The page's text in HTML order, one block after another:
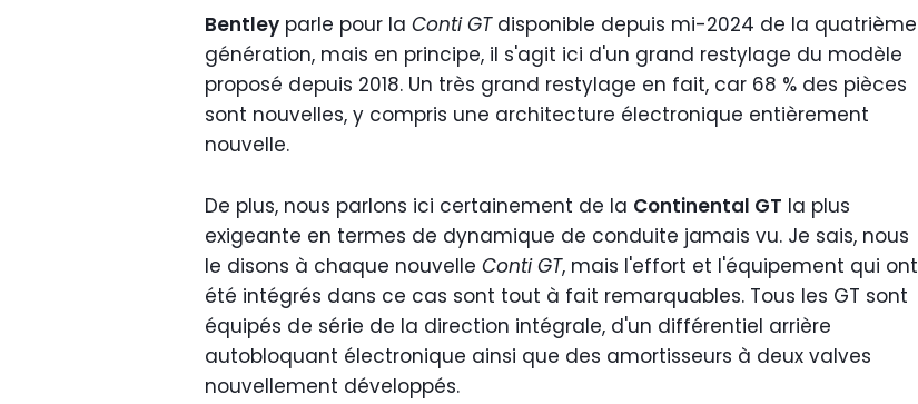
Bentley parle pour la Conti GTdisponible depuis mi-2024 de la quatrième
génération, mais en principe, il s'agit ici d'un grand restylage du modèle
proposé depuis 2018. Un très grand restylage en fait, car 68 % des pièces
sont nouvelles, y compris une architecture électronique entièrement
nouvelle.
De plus, nous parlons ici certainement de la Continental GT la plus
exigeante en termes de dynamique de conduite jamais vu. Je sais, nous
le disons à chaque nouvelle Conti GT, mais l'effort et l'équipement qui ont
été intégrés dans ce cas sont tout à fait remarquables. Tous les GT sont
équipés de série de la direction intégrale, d'un différentiel arrière
autobloquant électronique ainsi que des amortisseurs à deux valves
nouvellement développés.